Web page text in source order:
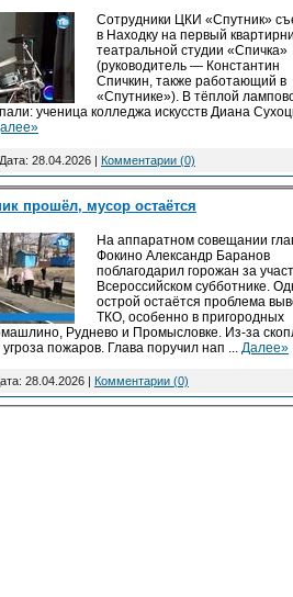
Сотрудники ЦКИ «Спутник»
в Находку на первый
театральной студии «Спичка»
(руководитель — Константин
Спичкин, также работающий в
«Спутнике»). В тёплой
ученица колледжа искусств Диана
28.04.2026 | Комментарии (0)
прошёл, мусор остаётся
На аппаратном совещании
Фокино Александр Баранов
поблагодарил горожан за
Всероссийском субботнике.
острой остаётся проблема
ТКО, особенно в пригородных
Руднево и Промысловке. Из-за
пожаров. Глава поручил нап ... Далее»
28.04.2026 | Комментарии (0)